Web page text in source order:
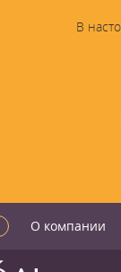
В
О компании